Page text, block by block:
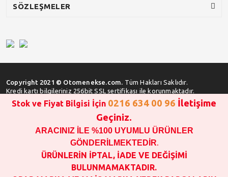
SÖZLEŞMELER
Copyright 2021 © Otomenekse.com. Tüm Hakları Saklıdır.
Kredi kartı bilgileriniz 256bit SSL sertifikası ile korunmaktadır.
SATIN ALMA İŞLEMİ YAPMADAN ÖNCE
STOK VE FİYAT BİLGİSİ ALINIZ !!!
1000 TL VE ÜSTÜ SİPARİŞ VERİLEBİLİR!!!
OPAR MARKA VE MAİS MARKA YEDEK PARÇALARIN
GARANTİSİ YOKTUR!!!!!!!!!!!
Stok ve Fiyat Bilgisi İçin 0216 634 00 96 İletişime
Geçiniz.
ARACINIZ İLE %100 UYUMLU ÜRÜNLER
GÖNDERİLMEKTEDİR.
ÜRÜNLERİN İPTAL, İADE VE DEĞİŞİMİ
BULUNMAMAKTADIR.